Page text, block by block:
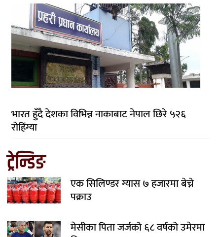
भारत हुँदै देशका विभिन्न नाकाबाट नेपाल छिरे ५२६
रोहिंग्या
ट्रेन्डिङ
एक सिलिण्डर ग्यास ७ हजारमा बेच्ने
पक्राउ
मेसीका पिता जर्जको ६८ वर्षको उमेरमा